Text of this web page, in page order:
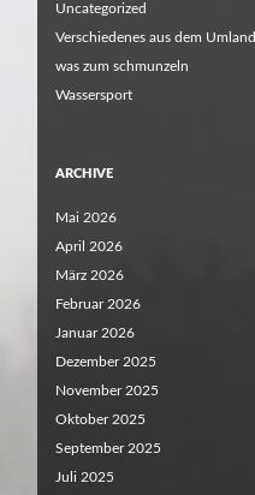
Uncategorized
Verschiedenes aus dem Umland
was zum schmunzeln
Wassersport
ARCHIVE
Mai 2026
April 2026
März 2026
Februar 2026
Januar 2026
Dezember 2025
November 2025
Oktober 2025
September 2025
Juli 2025